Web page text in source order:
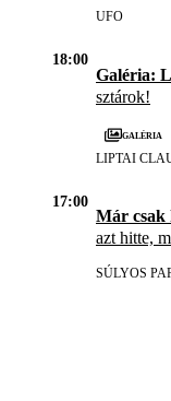
UFO
18:00
Galéria:
sztárok!
Galéria
LIPTAI
17:00
Már csak
azt hitte,
SÚLYOS